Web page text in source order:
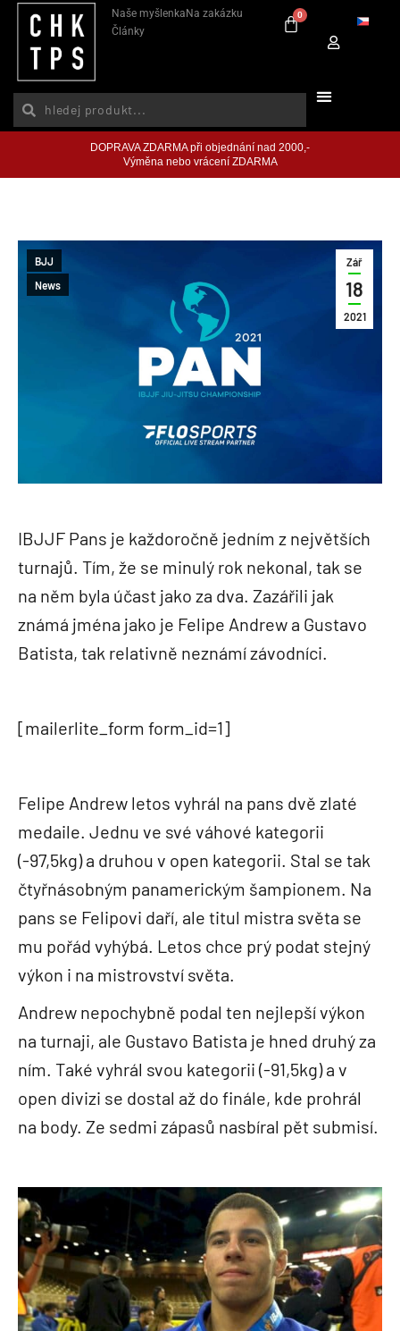
Naše myšlenka Na zakázku
Články
0
DOPRAVA ZDARMA při objednání nad 2000,-
Výměna nebo vrácení ZDARMA
Zář
18
2021
BJJ
News
IBJJF Pans je každoročně jedním z největších
turnajů. Tím, že se minulý rok nekonal, tak se
na něm byla účast jako za dva. Zazářili jak
známá jména jako je Felipe Andrew a Gustavo
Batista, tak relativně neznámí závodníci.
[mailerlite_form form_id=1]
Felipe Andrew letos vyhrál na pans dvě zlaté
medaile. Jednu ve své váhové kategorii
(-97,5kg) a druhou v open kategorii. Stal se tak
čtyřnásobným panamerickým šampionem. Na
pans se Felipovi daří, ale titul mistra světa se
mu pořád vyhýbá. Letos chce prý podat stejný
výkon i na mistrovství světa.
Andrew nepochybně podal ten nejlepší výkon
na turnaji, ale Gustavo Batista je hned druhý za
ním. Také vyhrál svou kategorii (-91,5kg) a v
open divizi se dostal až do finále, kde prohrál
na body. Ze sedmi zápasů nasbíral pět submisí.